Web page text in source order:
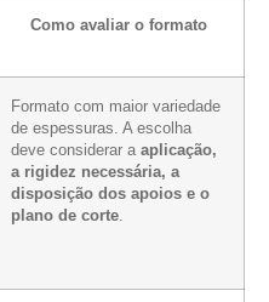
Como avaliar o formato
Formato com maior variedade
de espessuras. A escolha
deve considerar a aplicação,
a rigidez necessária, a
disposição dos apoios e o
plano de corte.